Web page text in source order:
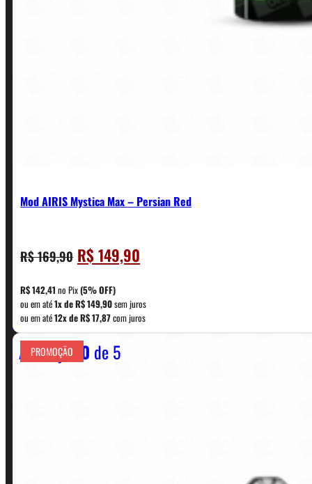
Mod AIRIS Mystica Max – Persian Red
R$169,90 O
preço
original
era:
R$ 169,90.
R$149,90
preço
é:
R$ 149,90.
R$142,41 no Pix(5% OFF)
ou em até1x deR$149,90sem juros
ou em até12x deR$17,87com juros
Avaliação 0 de 5
PROMOÇÃO
CONTATO
WhatsApp: (11) 5229-0120